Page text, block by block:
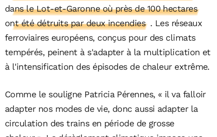
dans le Lot-et-Garonne où près de 100 hectares
ont été détruits par deux incendies . Les réseaux
ferroviaires européens, conçus pour des climats
tempérés, peinent à s'adapter à la multiplication et
à l'intensification des épisodes de chaleur extrême.
Comme le souligne Patricia Pérennes, « il va falloir
adapter nos modes de vie, donc aussi adapter la
circulation des trains en période de grosse